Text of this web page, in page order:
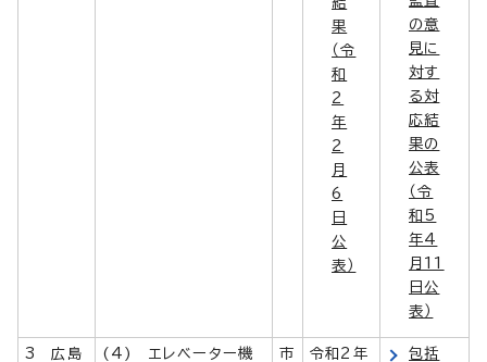
果
（令
和
2
年
2
月
6
日
公
表）
の意
見に
対す
る対
応結
果の
公表
（令
和5
年4
月11
日公
表）
3 広島
(4) エレベーター機
市
令和2年
包括